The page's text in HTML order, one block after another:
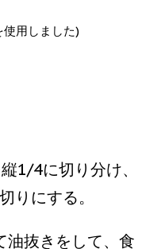
用しました)
1/4に切り分け、
りにする。
油抜きをして、食